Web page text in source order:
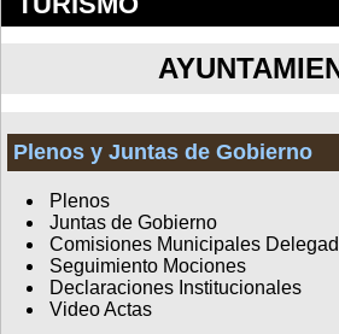
Plenos y Juntas de Gobierno
Plenos
Juntas de Gobierno
Comisiones Municipales
Seguimiento Mociones
Declaraciones Institucionales
Video Actas